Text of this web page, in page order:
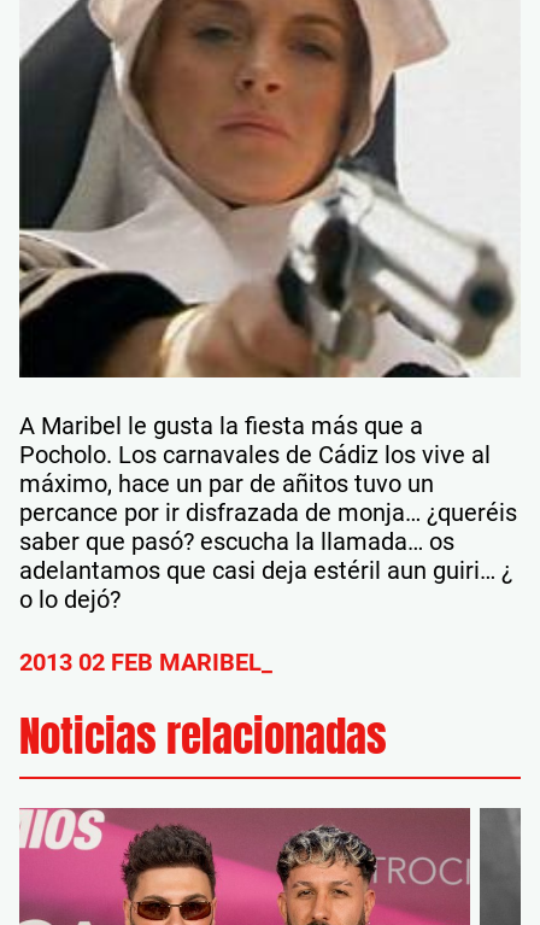
A Maribel le gusta la fiesta más que a
Pocholo. Los carnavales de Cádiz los vive al
máximo, hace un par de añitos tuvo un
percance por ir disfrazada de monja… ¿queréis
saber que pasó? escucha la llamada… os
adelantamos que casi deja estéril aun guiri… ¿
o lo dejó?
2013 02 FEB MARIBEL_
Noticias relacionadas